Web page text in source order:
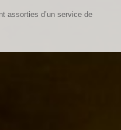
assorties d’un service de